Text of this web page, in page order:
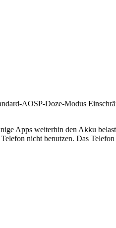
AOSP-Doze-Modus
Apps weiterhin den Akku
nicht benutzen. Das Telefon